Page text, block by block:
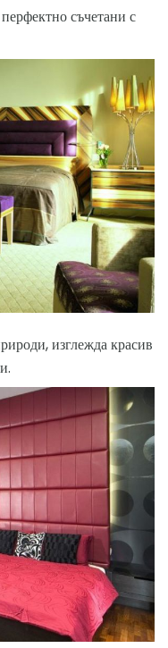
съчетани с
изглежда красив